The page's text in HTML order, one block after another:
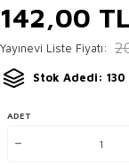
142,00 TL
Yayınevi Liste Fiyatı:
Stok Adedi: 130
ADET